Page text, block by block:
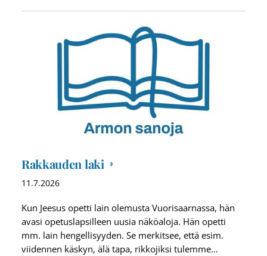
Rakkauden laki
11.7.2026
Kun Jeesus opetti lain olemusta Vuorisaarnassa, hän
avasi opetuslapsilleen uusia näköaloja. Hän opetti
mm. lain hengellisyyden. Se merkitsee, että esim.
viidennen käskyn, älä tapa, rikkojiksi tulemme…